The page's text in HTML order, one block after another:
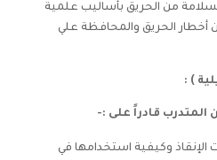
من الحريق بأساليب علمية
الحريق والمحافظة علي
)
:
المتدرب قادراً على :-
وكيفية استخدامها في